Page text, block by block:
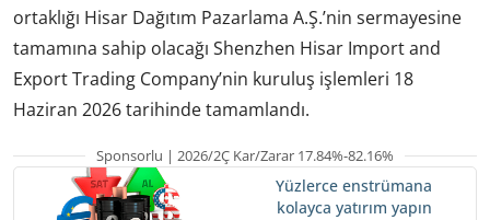
ortaklığı Hisar Dağıtım Pazarlama A.Ş.’nin sermayesine
tamamına sahip olacağı Shenzhen Hisar Import and
Export Trading Company’nin kuruluş işlemleri 18
Haziran 2026 tarihinde tamamlandı.
Sponsorlu | 2026/2Ç Kar/Zarar 17.84%-82.16%
Yüzlerce enstrümana
kolayca yatırım yapın